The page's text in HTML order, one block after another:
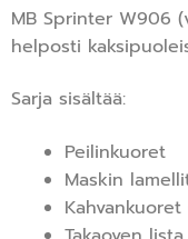
MB Sprinter W906
helposti
Sarja sisältää:
Peilinkuoret
Maskin